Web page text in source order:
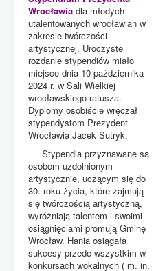
Wrocławia dla młodych
utalentowanych wrocławian w
zakresie twórczości
artystycznej. Uroczyste
rozdanie stypendiów miało
miejsce dnia 10 października
2024 r. w Sali Wielkiej
wrocławskiego ratusza.
Dyplomy osobiście wręczał
stypendystom Prezydent
Wrocławia Jacek Sutryk.
Stypendia przyznawane są
osobom uzdolnionym
artystycznie, uczącym się do
30. roku życia, które zajmują
się twórczością artystyczną,
wyróżniają talentem i swoimi
osiągnięciami promują Gminę
Wrocław. Hania osiągała
sukcesy przede wszystkim w
konkursach wokalnych ( m. in.